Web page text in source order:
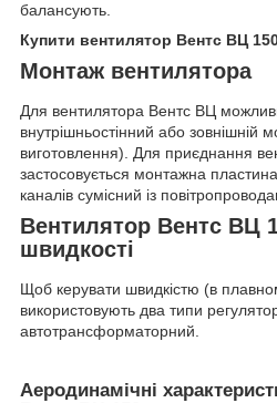
балансують.
Купити вентилятор Вентс ВЦ 150
Монтаж вентилятора
Для вентилятора Вентс ВЦ
внутрішньостінний або зовнішній
виготовлення). Для приєднання
застосовується монтажна
каналів сумісний із
Вентилятор Вентс ВЦ
швидкості
Щоб керувати швидкістю (в
використовують два типи
автотрансформаторний.
Аеродинамічні